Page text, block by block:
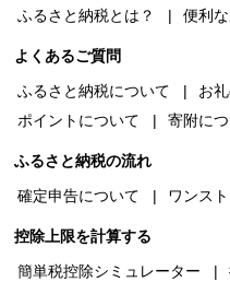
ふるさと納税とは？
便利
よくあるご質問
ふるさと納税について
お
ポイントについて
寄附に
ふるさと納税の流れ
確定申告について
ワンス
控除上限を計算する
簡単税控除シミュレーター